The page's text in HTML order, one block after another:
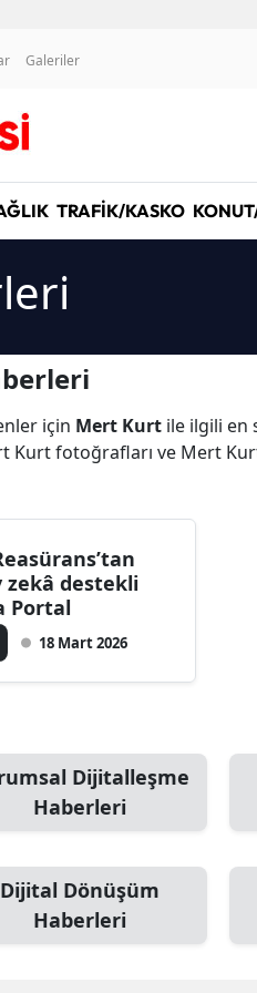
Galeriler
TRAFİK/KASKO
için Mert Kurt ile ilgili en
Kurt fotoğrafları ve Mert
zekâ destekli
Portal
18 Mart 2026
Dijitalleşme
Haberleri
Dijital Dönüşüm
Haberleri